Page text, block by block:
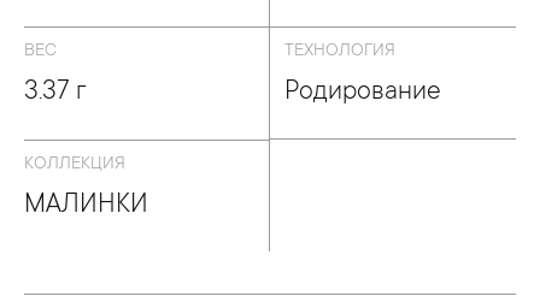
ВЕС
3.37 г
ТЕХНОЛОГИЯ
Родирование
КОЛЛЕКЦИЯ
МАЛИНКИ